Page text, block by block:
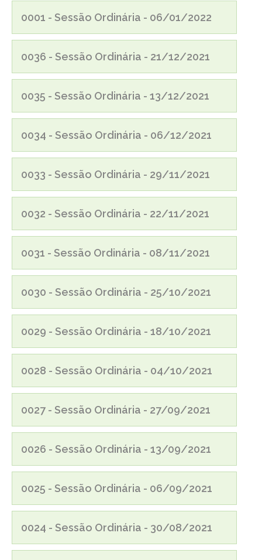
0001 - Sessão Ordinária - 06/01/2022
0036 - Sessão Ordinária - 21/12/2021
0035 - Sessão Ordinária - 13/12/2021
0034 - Sessão Ordinária - 06/12/2021
0033 - Sessão Ordinária - 29/11/2021
0032 - Sessão Ordinária - 22/11/2021
0031 - Sessão Ordinária - 08/11/2021
0030 - Sessão Ordinária - 25/10/2021
0029 - Sessão Ordinária - 18/10/2021
0028 - Sessão Ordinária - 04/10/2021
0027 - Sessão Ordinária - 27/09/2021
0026 - Sessão Ordinária - 13/09/2021
0025 - Sessão Ordinária - 06/09/2021
0024 - Sessão Ordinária - 30/08/2021